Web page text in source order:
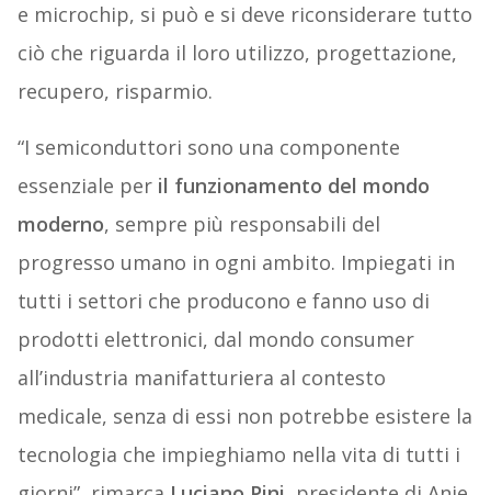
e microchip, si può e si deve riconsiderare tutto
ciò che riguarda il loro utilizzo, progettazione,
recupero, risparmio.
“I semiconduttori sono una componente
essenziale per il funzionamento del mondo
moderno, sempre più responsabili del
progresso umano in ogni ambito. Impiegati in
tutti i settori che producono e fanno uso di
prodotti elettronici, dal mondo consumer
all’industria manifatturiera al contesto
medicale, senza di essi non potrebbe esistere la
tecnologia che impieghiamo nella vita di tutti i